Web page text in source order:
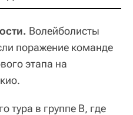
Волейболисты
поражение команде
этапа на
тура в группе В, где